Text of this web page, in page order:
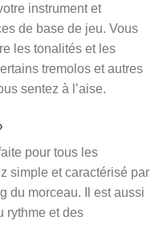
instrument et
de base de jeu. Vous
les tonalités et les
tremolos et autres
sentez à l’aise.
pour tous les
simple et caractérisé par
du morceau. Il est aussi
rythme et des